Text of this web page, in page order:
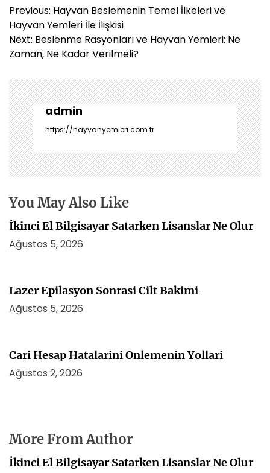
Y
a
z
ı
e
z
i
n
m
e
s
Previous: Hayvan Beslemenin Temel İlkeleri ve
Hayvan Yemleri İle İlişkisi
Next: Beslenme Rasyonları ve Hayvan Yemleri: Ne
Zaman, Ne Kadar Verilmeli?
admin
https://hayvanyemleri.com.tr
You May Also Like
İkinci El Bilgisayar Satarken Lisanslar Ne Olur
Ağustos 5, 2026
Lazer Epilasyon Sonrasi Cilt Bakimi
Ağustos 5, 2026
Cari Hesap Hatalarini Onlemenin Yollari
Ağustos 2, 2026
More From Author
İkinci El Bilgisayar Satarken Lisanslar Ne Olur